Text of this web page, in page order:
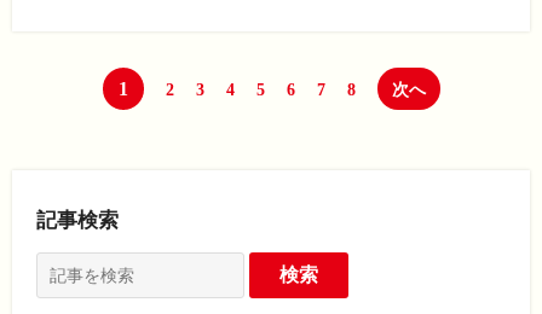
1 2 3 4 5 6 7 8 次へ
記事検索